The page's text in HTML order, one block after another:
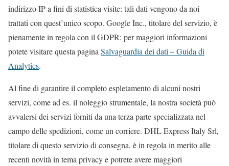
indirizzo IP a fini di statistica visite: tali dati vengono da noi
trattati con quest’unico scopo. Google Inc., titolare del servizio, è
pienamente in regola con il GDPR: per maggiori informazioni
potete visitare questa pagina Salvaguardia dei dati – Guida di
Analytics.
Al fine di garantire il completo espletamento di alcuni nostri
servizi, come ad es. il noleggio strumentale, la nostra società può
avvalersi dei servizi forniti da una terza parte specializzata nel
campo delle spedizioni, come un corriere. DHL Express Italy Srl,
titolare di questo servizio di consegna, è in regola in merito alle
recenti novità in tema privacy e potrete avere maggiori